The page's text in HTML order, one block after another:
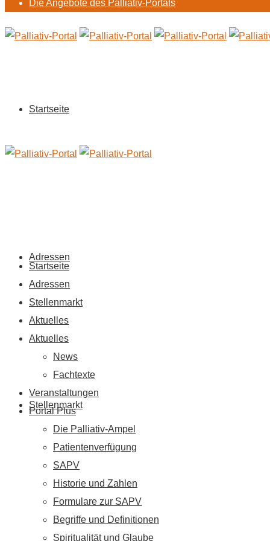
Die Angebote des Palliativ-Portals
Startseite
Adressen
Stellenmarkt
Startseite
Adressen
Stellenmarkt
Aktuelles
Aktuelles
News
Fachtexte
Veranstaltungen
Portal Plus
Die Palliativ-Ampel
Patientenverfügung
SAPV
Historie und Zahlen
Formulare zur SAPV
Begriffe und Definitionen
Spiritualität und Glaube